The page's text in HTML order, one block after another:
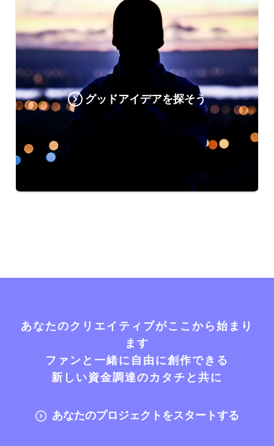
グッドアイデアを探そう
あなたのクリエイティブがここから始まり
ます
ファンと一緒に自由に創作できる
新しい資金調達のカタチと共に
あなたのプロジェクトをスタートする